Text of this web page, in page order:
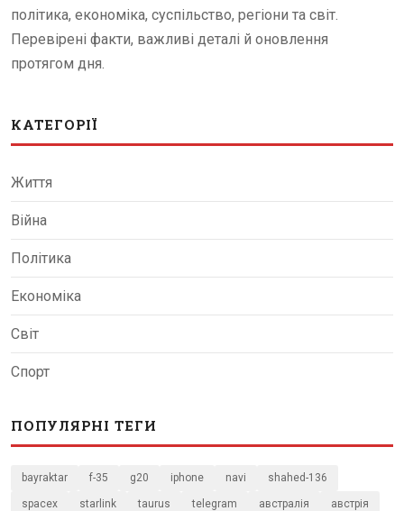
політика, економіка, суспільство, регіони та світ.
Перевірені факти, важливі деталі й оновлення
протягом дня.
КАТЕГОРІЇ
Життя
Війна
Політика
Економіка
Світ
Спорт
ПОПУЛЯРНІ ТЕГИ
bayraktar f-35 g20 iphone navi shahed-136
spacex starlink taurus telegram австралія австрія